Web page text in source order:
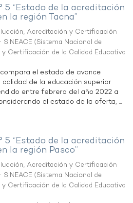
5 “Estado de la acreditación
la región Tacna”
Acreditación y Certificación
(Sistema Nacional de
Certificación de la Calidad Educativa
compara el estado de avance
de la educación superior
entre febrero del año 2022 a
el estado de la oferta, ...
5 “Estado de la acreditación
la región Pasco”
Acreditación y Certificación
(Sistema Nacional de
Certificación de la Calidad Educativa